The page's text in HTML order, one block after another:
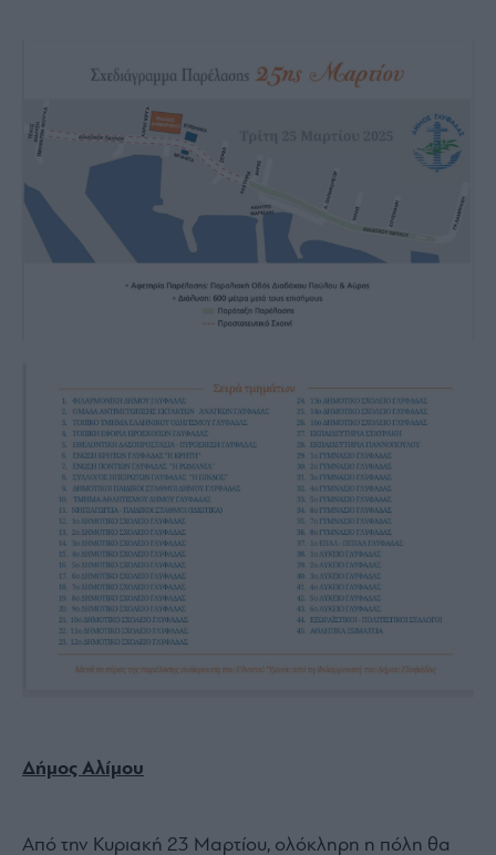
Δήμος Αλίμου
Από την Κυριακή 23 Μαρτίου, ολόκληρη η πόλη θα